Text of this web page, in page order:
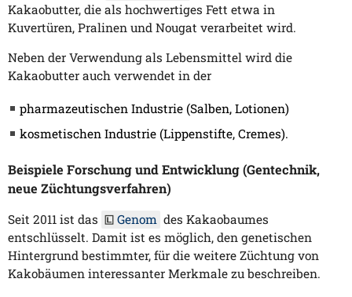
Kakaobutter, die als hochwertiges Fett etwa in
Kuvertüren, Pralinen und Nougat verarbeitet wird.
Neben der Verwendung als Lebensmittel wird die
Kakaobutter auch verwendet in der
pharmazeutischen Industrie (Salben, Lotionen)
kosmetischen Industrie (Lippenstifte, Cremes).
Beispiele Forschung und Entwicklung (Gentechnik,
neue Züchtungsverfahren)
Seit 2011 ist das Genom des Kakaobaumes
entschlüsselt. Damit ist es möglich, den genetischen
Hintergrund bestimmter, für die weitere Züchtung von
Kakobäumen interessanter Merkmale zu beschreiben.